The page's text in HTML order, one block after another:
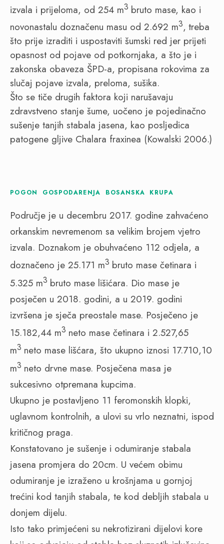
izvala i prijeloma, od 254 m3 bruto mase, kao i
novonastalu doznačenu masu od 2.692 m3, treba
što prije izraditi i uspostaviti šumski red jer prijeti
opasnost od pojave od potkornjaka, a što je i
zakonska obaveza ŠPD-a, propisana rokovima za
slučaj pojave izvala, preloma, sušika.
Što se tiče drugih faktora koji narušavaju
zdravstveno stanje šume, uočeno je pojedinačno
sušenje tanjih stabala jasena, kao posljedica
patogene gljive Chalara fraxinea (Kowalski 2006.)
POGON GOSPODARENJA BOSANSKA KRUPA
Područje je u decembru 2017. godine zahvaćeno
orkanskim nevremenom sa velikim brojem vjetro
izvala. Doznakom je obuhvaćeno 112 odjela, a
doznačeno je 25.171 m3 bruto mase četinara i
5.325 m3 bruto mase lišićara. Dio mase je
posječen u 2018. godini, a u 2019. godini
izvršena je sječa preostale mase. Posječeno je
15.182,44 m3 neto mase četinara i 2.527,65
m3 neto mase lišćara, što ukupno iznosi 17.710,10
m3 neto drvne mase. Posječena masa je
sukcesivno otpremana kupcima.
Ukupno je postavljeno 11 feromonskih klopki,
uglavnom kontrolnih, a ulovi su vrlo neznatni, ispod
kritičnog praga.
Konstatovano je sušenje i odumiranje stabala
jasena promjera do 20cm. U većem obimu
odumiranje je izraženo u krošnjama u gornjoj
trećini kod tanjih stabala, te kod debljih stabala u
donjem dijelu.
Isto tako primjećeni su nekrotizirani dijelovi kore